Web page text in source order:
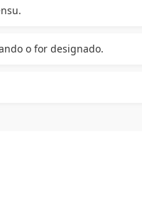
o for designado.